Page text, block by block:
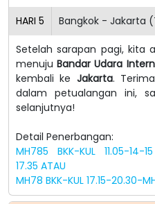
HARI 5 Bangkok - Jakarta
Setelah sarapan pagi, kita
menujuBandar Udara
kembali ke Jakarta.
dalam petualangan ini,
selanjutnya!
Detail Penerbangan:
MH785 BKK-KUL 11.05-14-
17.35 ATAU
MH78 BKK-KUL 17.15-20.30-